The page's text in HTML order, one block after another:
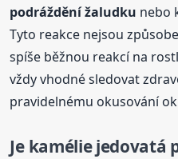
podráždění žaludku nebo
Tyto reakce nejsou
spíše běžnou reakcí na
vždy vhodné sledovat
pravidelnému okusování
Je kamélie jedovatá